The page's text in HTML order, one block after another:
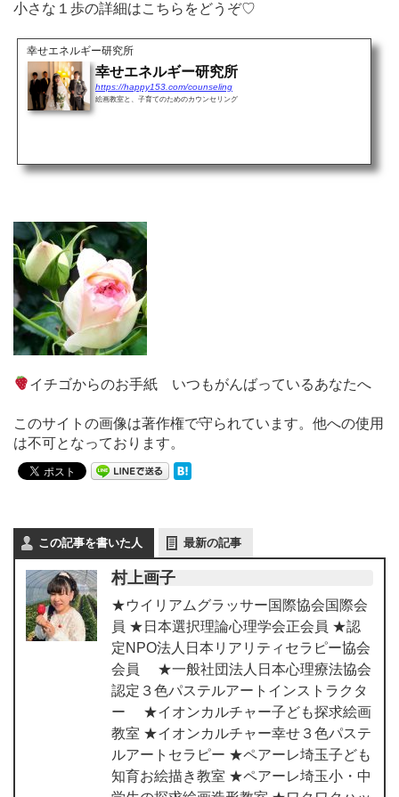
小さな１歩の詳細はこちらをどうぞ♡
幸せエネルギー研究所
幸せエネルギー研究所
https://happy153.com/counseling
絵画教室と、子育てのためのカウンセリング
イチゴからのお手紙 いつもがんばっているあなたへ
このサイトの画像は著作権で守られています。他への使用
は不可となっております。
この記事を書いた人 最新の記事
村上画子
★ウイリアムグラッサー国際協会国際会
員 ★日本選択理論心理学会正会員 ★認
定NPO法人日本リアリティセラピー協会
会員 ★一般社団法人日本心理療法協会
認定３色パステルアートインストラクタ
ー ★イオンカルチャー子ども探求絵画
教室 ★イオンカルチャー幸せ３色パステ
ルアートセラピー ★ペアーレ埼玉子ども
知育お絵描き教室 ★ペアーレ埼玉小・中